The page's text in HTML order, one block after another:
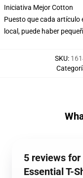
Iniciativa Mejor Cotton
Puesto que cada artículo
local, puede haber
SKU:
5 reviews for
Essential T-